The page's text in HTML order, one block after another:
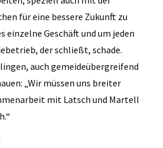
für eine bessere Zukunft zu
einzelne Geschäft und um jeden
der schließt, schade.
auch gemeideübergreifend
„Wir müssen uns breiter
mit Latsch und Martell